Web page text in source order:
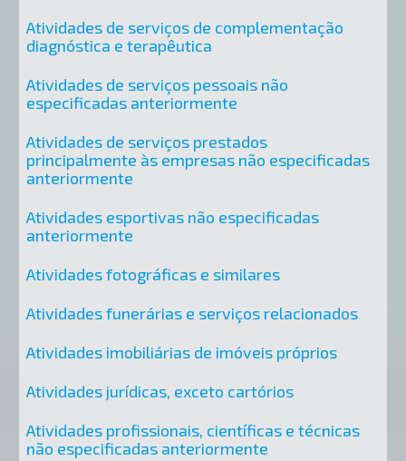
Atividades de serviços de complementação
diagnóstica e terapêutica
Atividades de serviços pessoais não
especificadas anteriormente
Atividades de serviços prestados
principalmente às empresas não especificadas
anteriormente
Atividades esportivas não especificadas
anteriormente
Atividades fotográficas e similares
Atividades funerárias e serviços relacionados
Atividades imobiliárias de imóveis próprios
Atividades jurídicas, exceto cartórios
Atividades profissionais, científicas e técnicas
não especificadas anteriormente